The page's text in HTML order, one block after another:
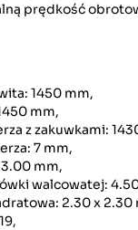
prędkość
1450 mm,
mm,
z zakuwkami:
7 mm,
mm,
walcowatej:
2.30 x 2.30